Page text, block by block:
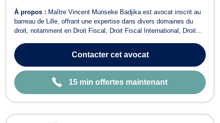
À propos : Maître Vincent Munseke Badjika est avocat inscrit au
barreau de Lille, offrant une expertise dans divers domaines du
droit, notamment en Droit Fiscal, Droit Fiscal International, Droit
Baux commerciaux,Baux d'habitation Droit des Étrangers et
Divorce. Maître ...
Contactercet avocat
15 min offertes maintenant